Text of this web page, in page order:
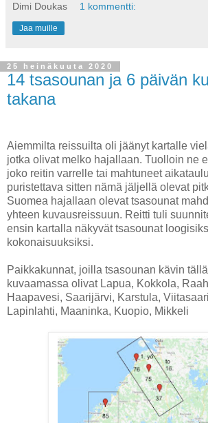
Dimi Doukas 1 kommentti:
Jaa muille
25 heinäkuuta 2020
14 tsasounan ja 6 päivän
takana
Aiemmilta reissuilta oli jäänyt kartalle
jotka olivat melko hajallaan. Tuolloin ne
joko reitin varrelle tai mahtuneet
puristettava sitten nämä jäljellä olevat
Suomea hajallaan olevat tsasounat
yhteen kuvausreissuun. Reitti tuli
ensin kartalla näkyvät tsasounat
kokonaisuuksiksi.
Paikkakunnat, joilla tsasounan kävin
kuvaamassa olivat Lapua, Kokkola,
Haapavesi, Saarijärvi, Karstula,
Lapinlahti, Maaninka, Kuopio, Mikkeli